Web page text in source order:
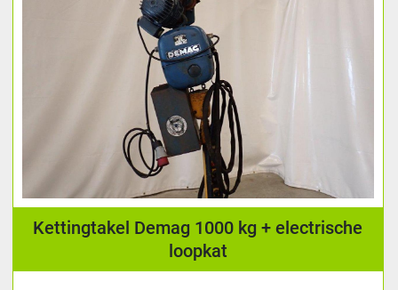
Kettingtakel Demag 1000 kg + electrische
loopkat